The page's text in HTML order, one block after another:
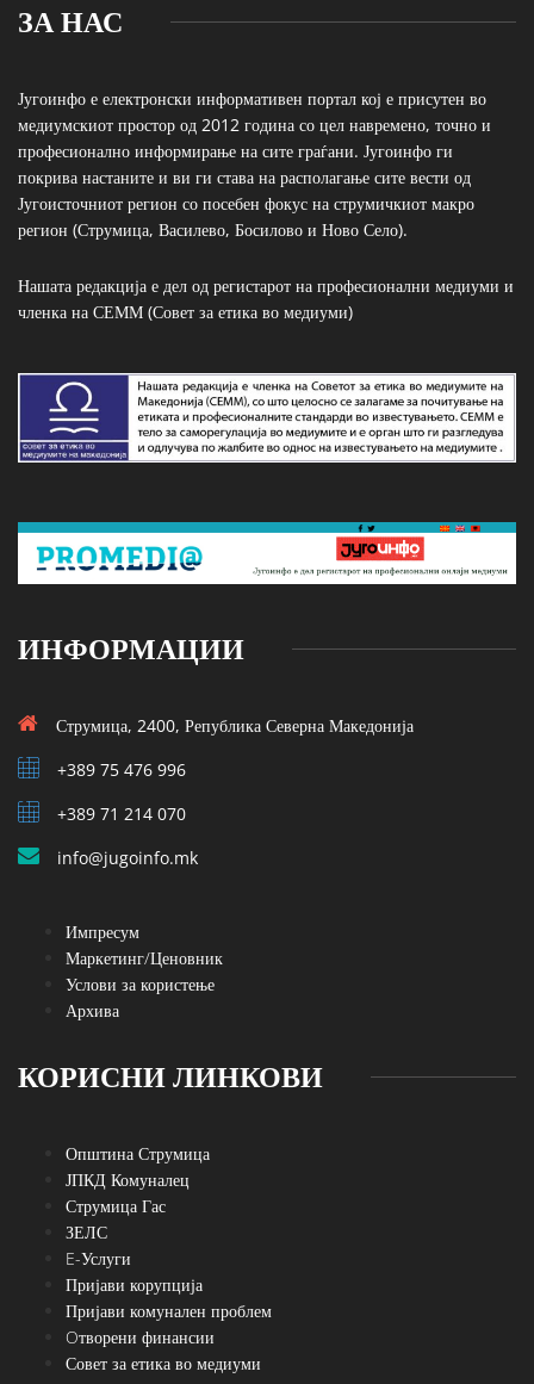
ЗА НАС
Југоинфо е електронски информативен портал кој е присутен во
медиумскиот простор од 2012 година со цел навремено, точно и
професионално информирање на сите граѓани. Југоинфо ги
покрива настаните и ви ги става на располагање сите вести од
Југоисточниот регион со посебен фокус на струмичкиот макро
регион (Струмица, Василево, Босилово и Ново Село).
Нашата редакција е дел од регистарот на професионални медиуми и
членка на СЕММ (Совет за етика во медиуми)
ИНФОРМАЦИИ
Струмица, 2400, Република Северна Македонија
+389 75 476 996
+389 71 214 070
info@jugoinfo.mk
Импресум
Маркетинг/Ценовник
Услови за користење
Архива
КОРИСНИ ЛИНКОВИ
Општина Струмица
ЈПКД Комуналец
Струмица Гас
ЗЕЛС
E-Услуги
Пријави корупција
Пријави комунален проблем
Oтворени финансии
Совет за етика во медиуми